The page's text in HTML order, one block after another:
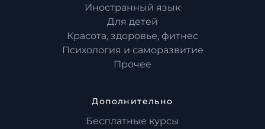
Иностранный язык
Для детей
Красота, здоровье, фитнес
Психология и саморазвитие
Прочее
Дополнительно
Бесплатные курсы